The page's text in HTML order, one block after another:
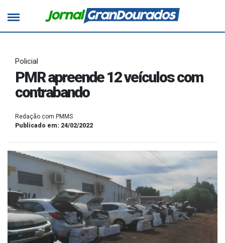
Policial
PMR apreende 12 veículos com
contrabando
Redação com PMMS
Publicado em: 24/02/2022